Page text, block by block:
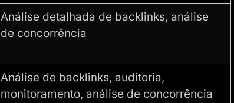
Análise detalhada de backlinks, análise
de concorrência
Análise de backlinks, auditoria,
monitoramento, análise de concorrência